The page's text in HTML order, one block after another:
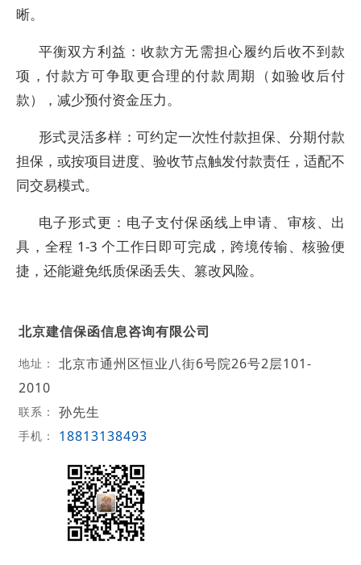
晰。
平衡双方利益：收款方无需担心履约后收不到款
项，付款方可争取更合理的付款周期（如验收后付
款），减少预付资金压力。
形式灵活多样：可约定一次性付款担保、分期付款
担保，或按项目进度、验收节点触发付款责任，适配不
同交易模式。
电子形式更：电子支付保函线上申请、审核、出
具，全程 1-3 个工作日即可完成，跨境传输、核验便
捷，还能避免纸质保函丢失、篡改风险。
北京建信保函信息咨询有限公司
地址：
北京市通州区恒业八街6号院26号2层101-
2010
联系： 孙先生
手机： 18813138493